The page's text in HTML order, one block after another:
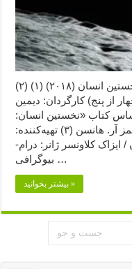
نخستین انسان (۲۰۱۸) (۱) (۲) First Man (2018) امتیاز فیلم
از پنج) کارگردان: دیمین
کتاب «نخستین انسان:
زندگی‌نامه‌ی نیل آ. آرمسترانگ» اثر جیمز آر. هانسن (۳) تهیه‌کننده:
کلاونسر ژانر: درام-
بیوگرافی …
بیشتر بخوانید »